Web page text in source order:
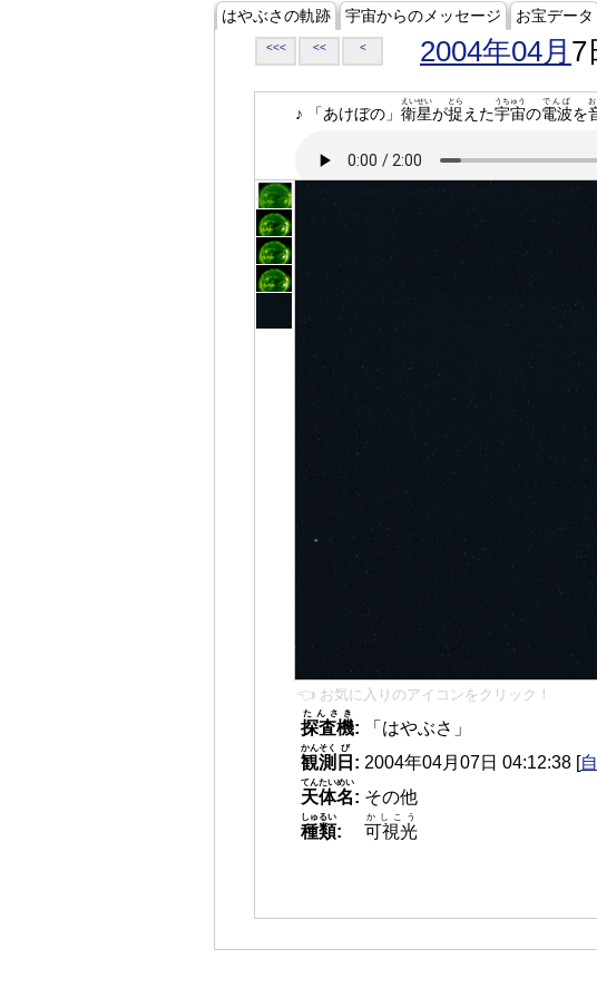
はやぶさの軌跡 宇宙からのメッセージ お宝データ
<<< << < 2004年04月 7
♪ 「あけぼの」 衛星
えいせい
が捉
とら
えた宇宙
うちゅう
の電波
でんぱ
を
お
👈 お気に入りのアイコンをクリック！
探査機
たんさき
:
「はやぶさ」
観測
かんそく
日
び
: 2004年04月07日 04:12:38 [
天体名
てんたいめい
: その他
種類
しゅるい
: 可視光
かしこう